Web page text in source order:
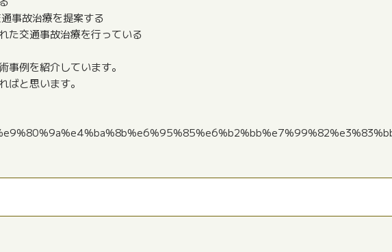
事故治療を提案する
た交通事故治療を行っている
事例を紹介しています。
ばと思います。